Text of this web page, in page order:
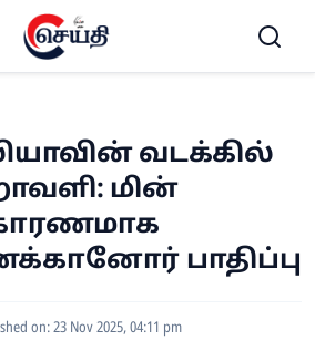
வடக்கில்
மின்
காரணமாக
பாதிப்பு
on: 23 Nov 2025, 04:11 pm